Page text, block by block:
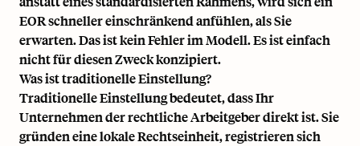
EOR schneller einschränkend anfühlen, als Sie
erwarten. Das ist kein Fehler im Modell. Es ist einfach
nicht für diesen Zweck konzipiert.
Was ist traditionelle Einstellung?
Traditionelle Einstellung bedeutet, dass Ihr
Unternehmen der rechtliche Arbeitgeber direkt ist. Sie
gründen eine lokale Rechtseinheit, registrieren sich